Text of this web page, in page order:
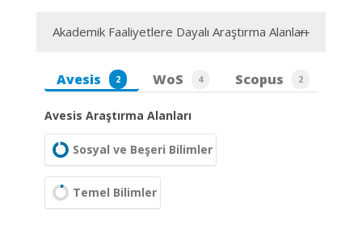
Akademik Faaliyetlere Dayalı Araştırma Alanları
Avesis 2 WoS 4 Scopus 2
Avesis Araştırma Alanları
Sosyal ve Beşeri Bilimler
Temel Bilimler